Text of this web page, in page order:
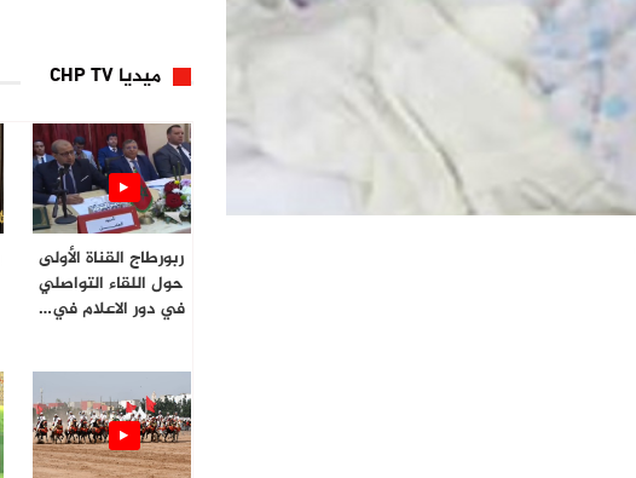
ميديا CHP TV
ربورطاج القناة الأولى
حول اللقاء التواصلي
في دور الاعلام في…